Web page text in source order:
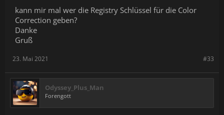
kann mir mal wer die Registry Schlüssel für die Color
Correction geben?
Danke
Gruß
#33
23. Mai 2021
Odyssey_Plus_Man
Forengott